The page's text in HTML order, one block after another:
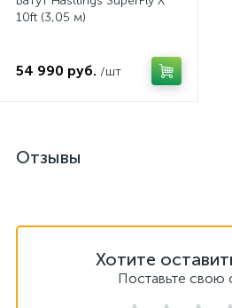
10ft (3,05 м)
54 990 руб. /шт
Отзывы
Хотите
Поставьте свою